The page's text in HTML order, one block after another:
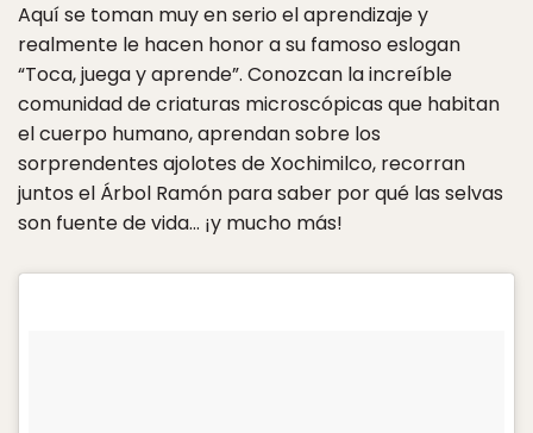
Aquí se toman muy en serio el aprendizaje y
realmente le hacen honor a su famoso eslogan
“Toca, juega y aprende”. Conozcan la increíble
comunidad de criaturas microscópicas que habitan
el cuerpo humano, aprendan sobre los
sorprendentes ajolotes de Xochimilco, recorran
juntos el Árbol Ramón para saber por qué las selvas
son fuente de vida… ¡y mucho más!